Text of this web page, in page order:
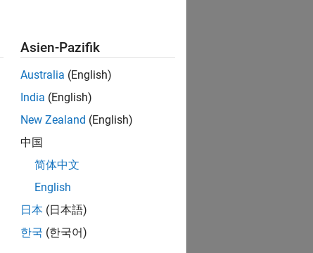
Asien-Pazifik
Australia (English)
India (English)
New Zealand (English)
中国
简体中文
English
日本 (日本語)
한국 (한국어)